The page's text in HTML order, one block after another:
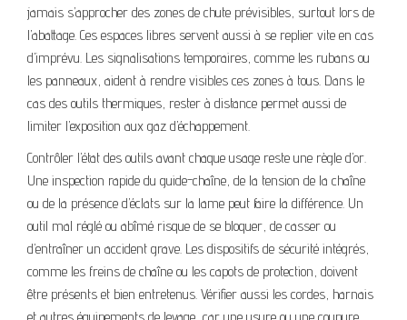
jamais s’approcher des zones de chute prévisibles, surtout lors de
l’abattage. Ces espaces libres servent aussi à se replier vite en cas
d’imprévu. Les signalisations temporaires, comme les rubans ou
les panneaux, aident à rendre visibles ces zones à tous. Dans le
cas des outils thermiques, rester à distance permet aussi de
limiter l’exposition aux gaz d’échappement.
Contrôler l’état des outils avant chaque usage reste une règle d’or.
Une inspection rapide du guide-chaîne, de la tension de la chaîne
ou de la présence d’éclats sur la lame peut faire la différence. Un
outil mal réglé ou abîmé risque de se bloquer, de casser ou
d’entraîner un accident grave. Les dispositifs de sécurité intégrés,
comme les freins de chaîne ou les capots de protection, doivent
être présents et bien entretenus. Vérifier aussi les cordes, harnais